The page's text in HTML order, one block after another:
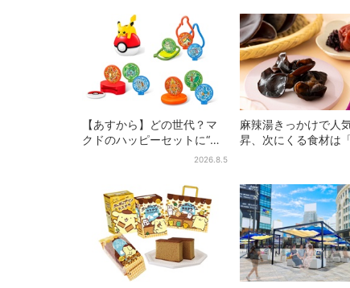
【あすから】どの世代？マ
クドのハッピーセットに“ポ
ケモンおもちゃ”、歴代30匹
2026.8.5
麻辣湯きっかけで人
昇、次にくる食材は
らげ」？ お菓子もヒ